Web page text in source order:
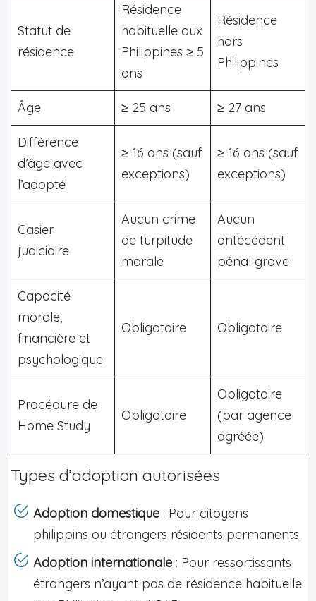
Statut de
résidence
Résidence
habituelle aux
Philippines ≥ 5
ans
Résidence
hors
Philippines
Âge ≥ 25 ans ≥ 27 ans
Différence
d’âge avec
l’adopté
≥ 16 ans (sauf
exceptions)
≥ 16 ans (sauf
exceptions)
Casier
judiciaire
Aucun crime
de turpitude
morale
Aucun
antécédent
pénal grave
Capacité
morale,
financière et
psychologique
Obligatoire Obligatoire
Procédure de
Home Study
Obligatoire
Obligatoire
(par agence
agréée)
Types d’adoption autorisées
Adoption domestique : Pour citoyens
philippins ou étrangers résidents permanents.
Adoption internationale : Pour ressortissants
étrangers n’ayant pas de résidence habituelle